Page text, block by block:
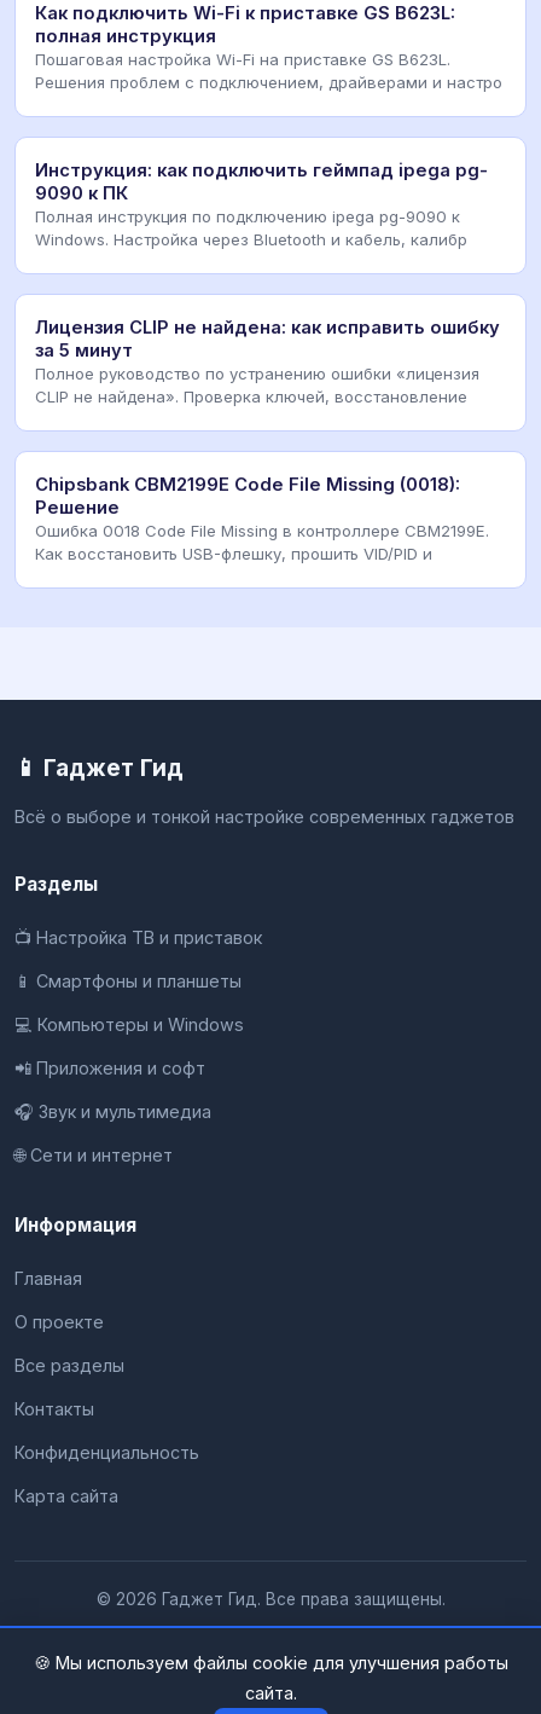
Как подключить Wi-Fi к приставке GS B623L:
полная инструкция
Пошаговая настройка Wi-Fi на приставке GS B623L.
Решения проблем с подключением, драйверами и настро
Инструкция: как подключить геймпад ipega pg-
9090 к ПК
Полная инструкция по подключению ipega pg-9090 к
Windows. Настройка через Bluetooth и кабель, калибр
Лицензия CLIP не найдена: как исправить ошибку
за 5 минут
Полное руководство по устранению ошибки «лицензия
CLIP не найдена». Проверка ключей, восстановление
Chipsbank CBM2199E Code File Missing (0018):
Решение
Ошибка 0018 Code File Missing в контроллере CBM2199E.
Как восстановить USB-флешку, прошить VID/PID и
📱 Гаджет Гид
Всё о выборе и тонкой настройке современных гаджетов
Разделы
📺 Настройка ТВ и приставок
📱 Смартфоны и планшеты
💻 Компьютеры и Windows
📲 Приложения и софт
🎧 Звук и мультимедиа
🌐 Сети и интернет
Информация
Главная
О проекте
Все разделы
Контакты
Конфиденциальность
Карта сайта
© 2026 Гаджет Гид. Все права защищены.
🍪 Мы используем файлы cookie для улучшения работы
сайта.